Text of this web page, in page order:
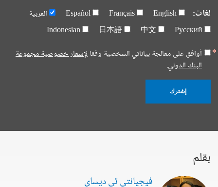
لغات: English
Français
Español
العربية
Русский
中文
日本語
Indonesian
أوافق على معالجة بياناتي الشخصية وفقالإشعار خصوصية مجموعة
البنك الدولي.
إشترك
بقلم
فيجيانتي تي ديساي